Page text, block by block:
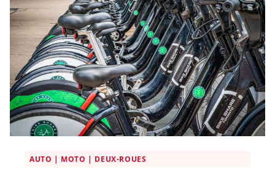
AUTO | MOTO | DEUX-ROUES